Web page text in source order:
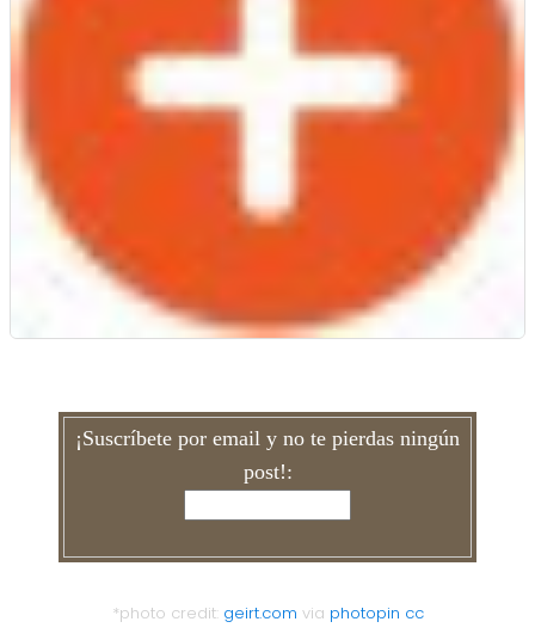
¡Suscríbete por email y no te pierdas ningún
post!:
*photo credit: geirt.com via photopin cc